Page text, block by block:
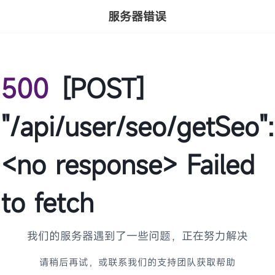
服务器错误
500 [POST]
"/api/user/seo/getSeo":
<no response> Failed
to fetch
我们的服务器遇到了一些问题，正在努力解决
请稍后再试，或联系我们的支持团队获取帮助